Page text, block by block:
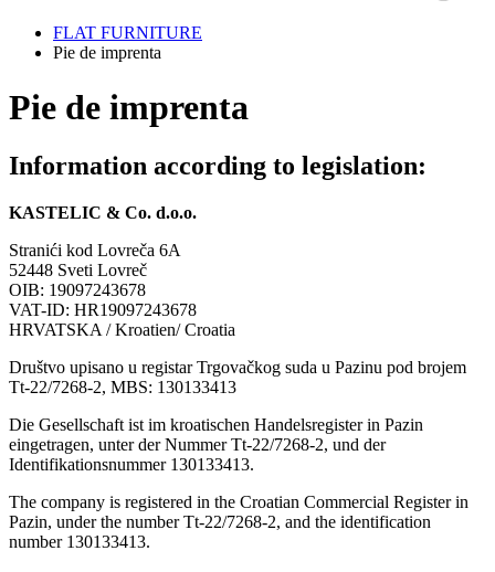
FLAT FURNITURE
Pie de imprenta
Pie de imprenta
Information according to legislation:
KASTELIC & Co. d.o.o.
Stranići kod Lovreča 6A
52448 Sveti Lovreč
OIB: 19097243678
VAT-ID: HR19097243678
HRVATSKA / Kroatien/ Croatia
Društvo upisano u registar Trgovačkog suda u Pazinu pod brojem
Tt-22/7268-2, MBS: 130133413
Die Gesellschaft ist im kroatischen Handelsregister in Pazin
eingetragen, unter der Nummer Tt-22/7268-2, und der
Identifikationsnummer 130133413.
The company is registered in the Croatian Commercial Register in
Pazin, under the number Tt-22/7268-2, and the identification
number 130133413.